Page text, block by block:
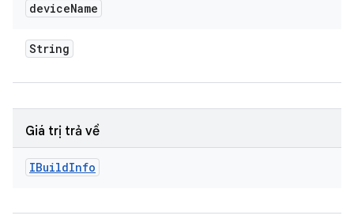
deviceName
String
Giá trị trả về
IBuildInfo